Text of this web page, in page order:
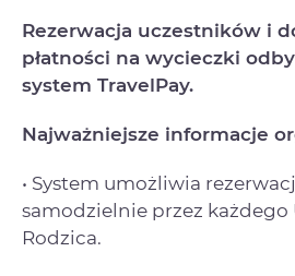
Rezerwacja uczestników i
płatności na wycieczki
system TravelPay.
Najważniejsze informacje
• System umożliwia
samodzielnie przez każdego
Rodzica.